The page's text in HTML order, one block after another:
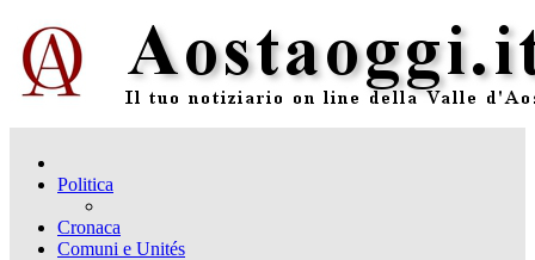
Politica
Cronaca
Comuni e Unités